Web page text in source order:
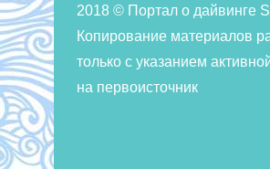
2018 © Портал о дайвинге
Копирование материалов
только с указанием
на первоисточник